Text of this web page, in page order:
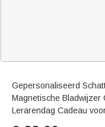
Gepersonaliseerd
Magnetische Bladwijzer
Lerarendag Cadeau